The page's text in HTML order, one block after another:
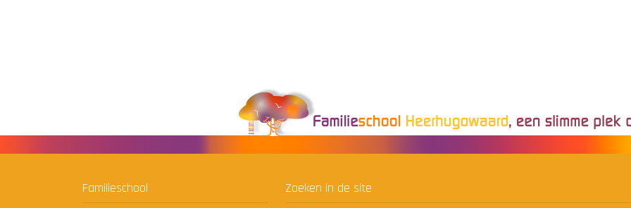
Familieschool Zoeken in de site